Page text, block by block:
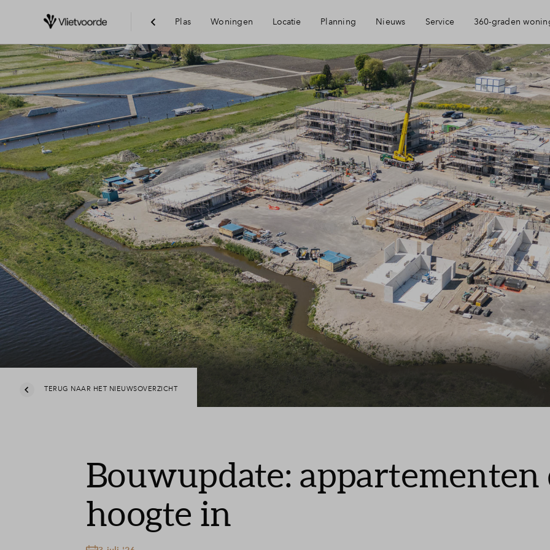
Plas Woningen Locatie
Bereikbaarheid
Voorzieningen
Duurzaamheid
Planning Nieuws Service
Mijn Eigen Huis
Financiele check
Financiering
Woning kopen
Veelgestelde vragen
Toewijzing
360-graden
TERUG NAAR HET NIEUWSOVERZICHT
Bouwupdate: appartementen
hoogte in